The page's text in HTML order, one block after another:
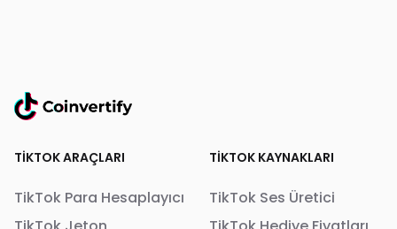
TIKTOK ARAÇLARI
TikTok Para Hesaplayıcı
TIKTOK KAYNAKLARI
TikTok Ses Üretici